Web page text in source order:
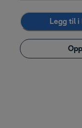
Legg til i